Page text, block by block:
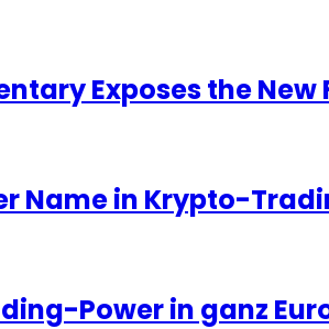
Exposes the
Name in Krypto-
Power in ganz